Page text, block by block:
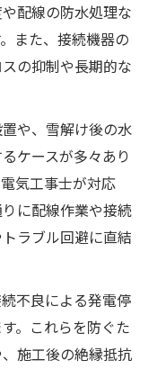
き電気工事ポイ
せる手順
工事の進め方
電気工事注意点
電量のポイント
い電気工事準備
ル工事手順解説
活用術
本手順を解説
押さえる電気工
配線の防水処理な
また、接続機器の
の抑制や長期的な
や、雪解け後の水
ケースが多々あり
気工事士が対応
に配線作業や接続
ラブル回避に直結
不良による発電停
。これらを防ぐた
施工後の絶縁抵抗